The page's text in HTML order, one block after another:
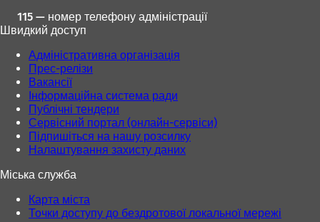
115 — номер телефону адміністрації
Швидкий доступ
Адміністративна організація
Прес-релізи
Вакансії
Інформаційна система ради
Публічні тендери
Сервісний портал (онлайн-сервіси)
Підпишіться на нашу розсилку
Налаштування захисту даних
Міська служба
Карта міста
Точки доступу до бездротової локальної мережі